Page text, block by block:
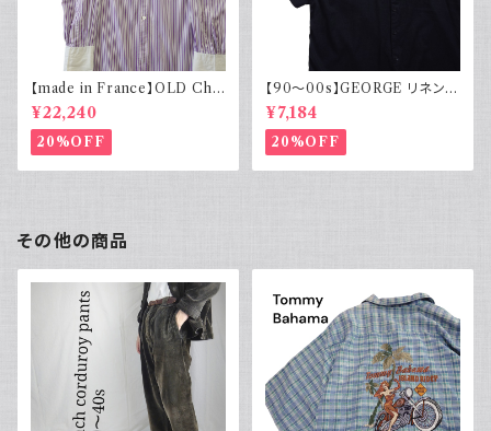
【made in France】OLD Cha
rvet ストライプ 切り替え 紫
¥22,240
20%OFF
【90～00s】GEORGE リネンレ
ーヨンシャツ 黒 ボックスシルエ
ット XL
¥7,184
20%OFF
その他の商品